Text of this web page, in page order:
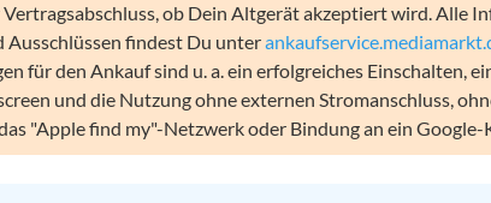
ob Dein Altgerät akzeptiert wird. Alle
Ausschlüssen findest Du unter
für den Ankauf sind u. a. ein erfolgreiches Einschalten,
und die Nutzung ohne externen Stromanschluss,
"Apple find my"-Netzwerk oder Bindung an ein